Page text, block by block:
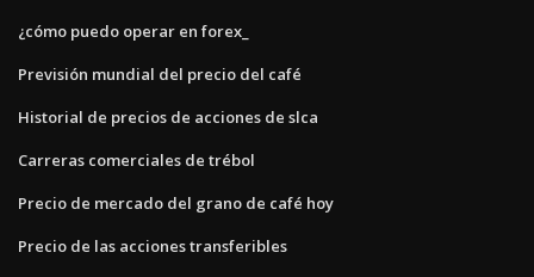
¿cómo puedo operar en forex_
Previsión mundial del precio del café
Historial de precios de acciones de slca
Carreras comerciales de trébol
Precio de mercado del grano de café hoy
Precio de las acciones transferibles